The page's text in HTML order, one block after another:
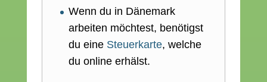
Wenn du in Dänemark
arbeiten möchtest, benötigst
du eine Steuerkarte, welche
du online erhälst.